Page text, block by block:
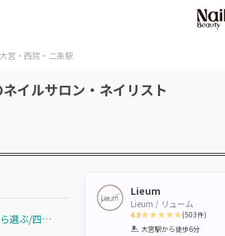
宮・西院・二条駅
イルサロン・ネイリスト
関西/京都府/エリアから選ぶ/四条大宮・西院・二条駅
Lieum
Lieum / リューム
4.9
1 2 3 4 5
(503件)
大宮駅から徒歩6分